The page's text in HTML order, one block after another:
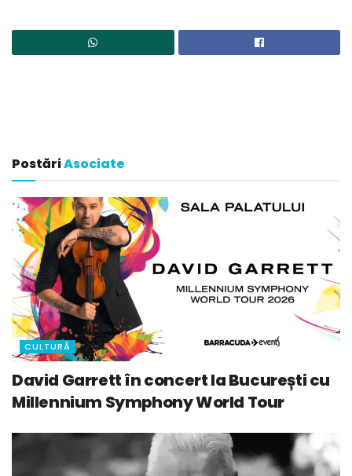
PostăriAsociate
CULTURĂ
David Garrett în concert la București cu
Millennium Symphony World Tour